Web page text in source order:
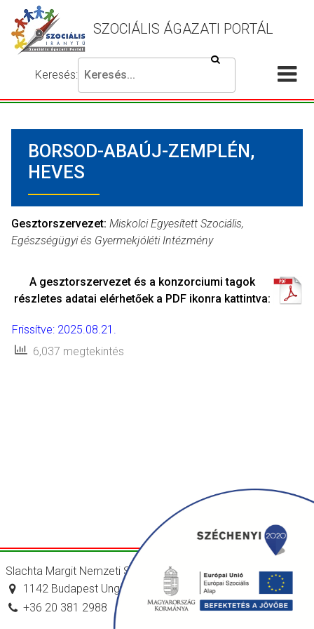
SZOCIÁLIS ÁGAZATI PORTÁL
Keresés:
Írja
be
keresni
kívánt
kifejezést,
meg
keresés
Keresés
beállítások
BORSOD-ABAÚJ-ZEMPLÉN,
HEVES
Gesztorszervezet: Miskolci Egyesített Szociális,
Egészségügyi és Gyermekjóléti Intézmény
A gesztorszervezet és a konzorciumi tagok
részletes adatai elérhetőek a PDF ikonra kattintva:
Frissítve: 2025.08.21.
6,037 megtekintés
Slachta Margit Nemzeti Szociálpolitikai Intézet
1142 Budapest Ungvár utca 64-66.
+36 20 381 2988
titkarsag@nszi.gov.hu